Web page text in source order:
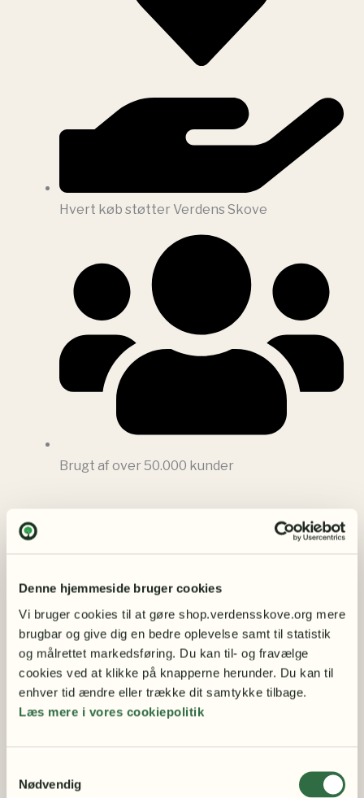
Denne hjemmeside bruger cookies
Vi bruger cookies til at gøre shop.verdensskove.org mere
brugbar og give dig en bedre oplevelse samt til statistik
og målrettet markedsføring. Du kan til- og fravælge
cookies ved at klikke på knapperne herunder. Du kan til
enhver tid ændre eller trække dit samtykke tilbage.
Læs mere i vores cookiepolitik
Nødvendig
Hvert køb støtter Verdens Skove
Brugt af over 50.000 kunder
Beskrivelse
Støttebevis – din støtte gør en reel forskel
Når du køber et støttebevis, er du med til at støtte
Hus Forbis arbejde for mennesker i udsatte
livssituationer i Danmark. Dit bidrag går til konkrete
sociale indsatser og til at sikre, at udsatte stemmer
fortsat bliver hørt gennem Hus Forbis journalistiske
Du vælger selv, hvor meget du vil støtte med – og om
støttebeviset skal leveres med eller uden ramme.